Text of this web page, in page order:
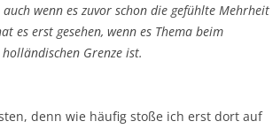
wenn es zuvor schon die gefühlte Mehrheit
es erst gesehen, wenn es Thema beim
Grenze ist.
denn wie häufig stoße ich erst dort auf